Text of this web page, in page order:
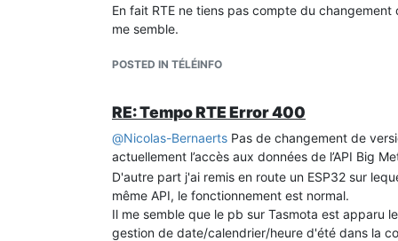
En fait RTE ne tiens pas compte du
me semble.
POSTED IN TÉLÉINFO
RE: Tempo RTE Error 400
@Nicolas-Bernaerts Pas de changement de
actuellement l’accès aux données de l’API Big
D'autre part j'ai remis en route un ESP32 sur
même API, le fonctionnement est normal.
Il me semble que le pb sur Tasmota est apparu
gestion de date/calendrier/heure d'été dans la